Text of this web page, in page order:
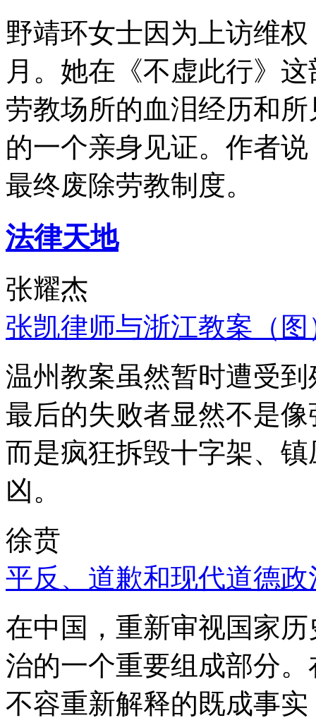
野靖环女士因为上访维
月。她在《不虚此行》
劳教场所的血泪经历和
的一个亲身见证。作者
最终废除劳教制度。
法律天地
张耀杰
张凯律师与浙江教案（图
温州教案虽然暂时遭受
最后的失败者显然不是
而是疯狂拆毁十字架、
凶。
徐贲
平反、道歉和现代道德政
在中国，重新审视国家
治的一个重要组成部分
不容重新解释的既成事